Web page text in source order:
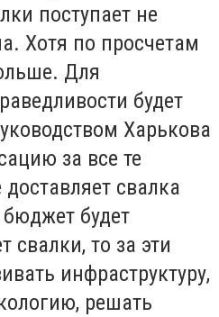
поступает не
Хотя по просчетам
Для
будет
Харькова
за все те
свалка
будет
свалки, то за эти
инфраструктуру,
решать